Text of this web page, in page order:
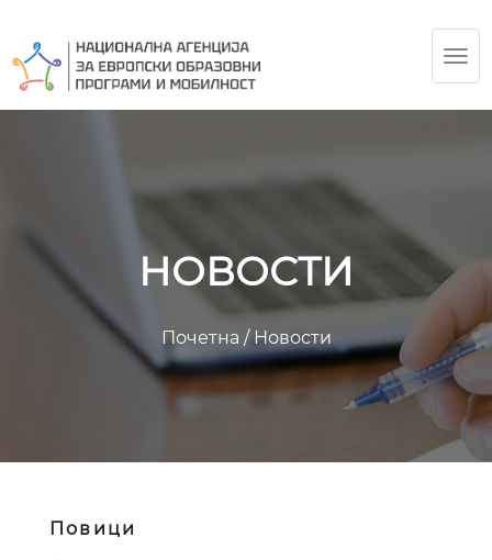
НОВОСТИ
Почетна /Новости
Повици